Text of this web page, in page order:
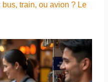
train, ou avion ? Le